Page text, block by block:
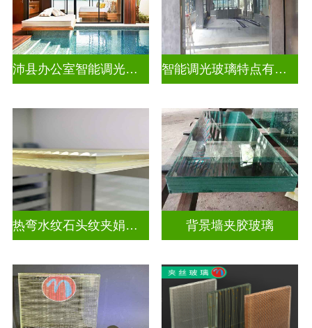
沛县办公室智能调光玻璃厂商 智能调光玻璃特点有哪些方面
热弯水纹石头纹夹娟夹丝玻璃 背景墙夹胶玻璃